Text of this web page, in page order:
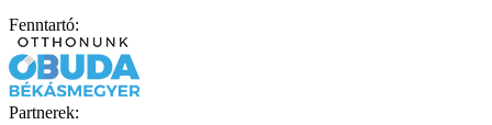
Fenntartó:
Partnerek: